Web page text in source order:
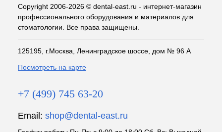
Copyright 2006-2026 © dental-east.ru - интернет-магазин
профессионального оборудования и материалов для
стоматологии. Все права защищены.
125195, г.Москва, Ленинградское шоссе, дом № 96 А
Посмотреть на карте
+7 (499) 745 63-20
Email: shop@dental-east.ru